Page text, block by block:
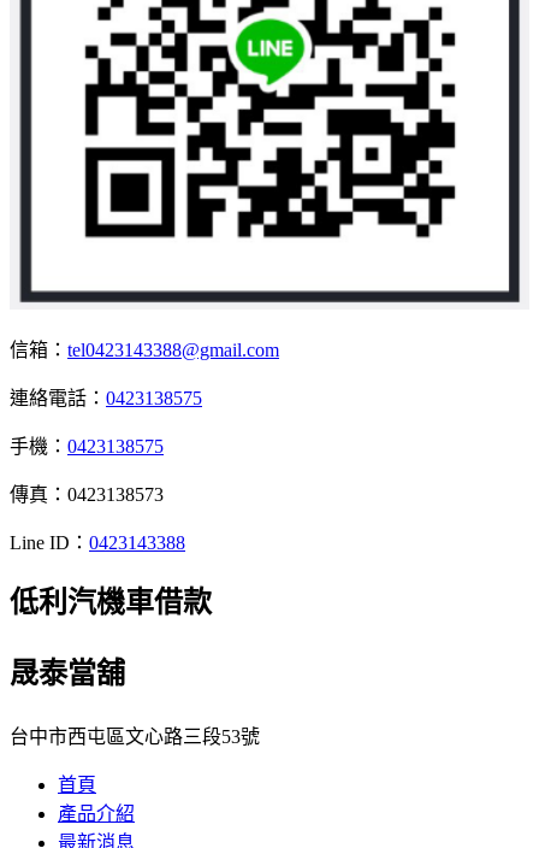
信箱： tel0423143388@gmail.com
連絡電話： 0423138575
手機： 0423138575
傳真：0423138573
Line ID： 0423143388
低利汽機車借款
晟泰當舖
台中市西屯區文心路三段53號
首頁
產品介紹
最新消息